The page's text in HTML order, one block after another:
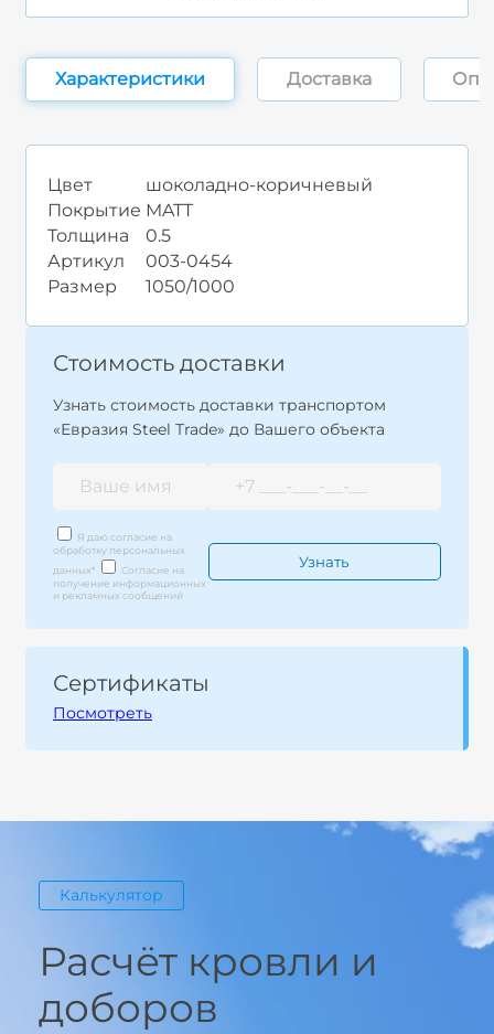
Характеристики Доставка
Цвет
шоколадно-коричневый
Покрытие MATT
Толщина
0.5
Артикул
003-0454
Размер
1050/1000
Стоимость доставки
Узнать стоимость доставки транспортом
«Евразия Steel Trade» до Вашего объекта
Я даю согласие на
обработку персональных
данных*
Согласие на
получение информационных
и рекламных сообщений
Сертификаты
Посмотреть
Калькулятор
Расчёт кровли и
доборов